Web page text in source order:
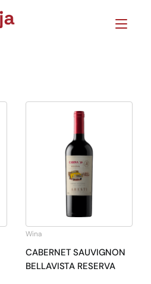
Wina
CABERNET SAUVIGNON
BELLAVISTA RESERVA